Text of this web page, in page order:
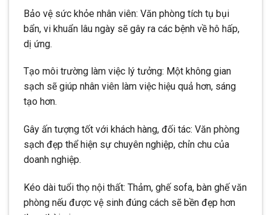
Bảo vệ sức khỏe nhân viên: Văn phòng tích tụ bụi
bẩn, vi khuẩn lâu ngày sẽ gây ra các bệnh về hô hấp,
dị ứng.
Tạo môi trường làm việc lý tưởng: Một không gian
sạch sẽ giúp nhân viên làm việc hiệu quả hơn, sáng
tạo hơn.
Gây ấn tượng tốt với khách hàng, đối tác: Văn phòng
sạch đẹp thể hiện sự chuyên nghiệp, chỉn chu của
doanh nghiệp.
Kéo dài tuổi thọ nội thất: Thảm, ghế sofa, bàn ghế văn
phòng nếu được vệ sinh đúng cách sẽ bền đẹp hơn